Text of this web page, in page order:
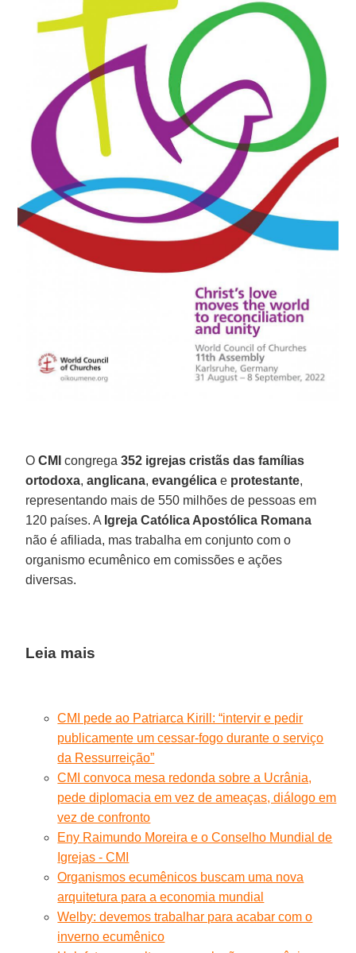
OCMI congrega352 igrejas cristãs das famílias
ortodoxa,anglicana,evangélica e protestante,
representando mais de 550 milhões de pessoas em
120 países. A Igreja Católica Apostólica Romana
não é afiliada, mas trabalha em conjunto com o
organismo ecumênico em comissões e ações
diversas.
Leia mais
CMI pede ao Patriarca Kirill: “intervir e pedir
publicamente um cessar-fogo durante o serviço
da Ressurreição”
CMI convoca mesa redonda sobre a Ucrânia,
pede diplomacia em vez de ameaças, diálogo em
vez de confronto
Eny Raimundo Moreira e o Conselho Mundial de
Igrejas - CMI
Organismos ecumênicos buscam uma nova
arquitetura para a economia mundial
Welby: devemos trabalhar para acabar com o
inverno ecumênico